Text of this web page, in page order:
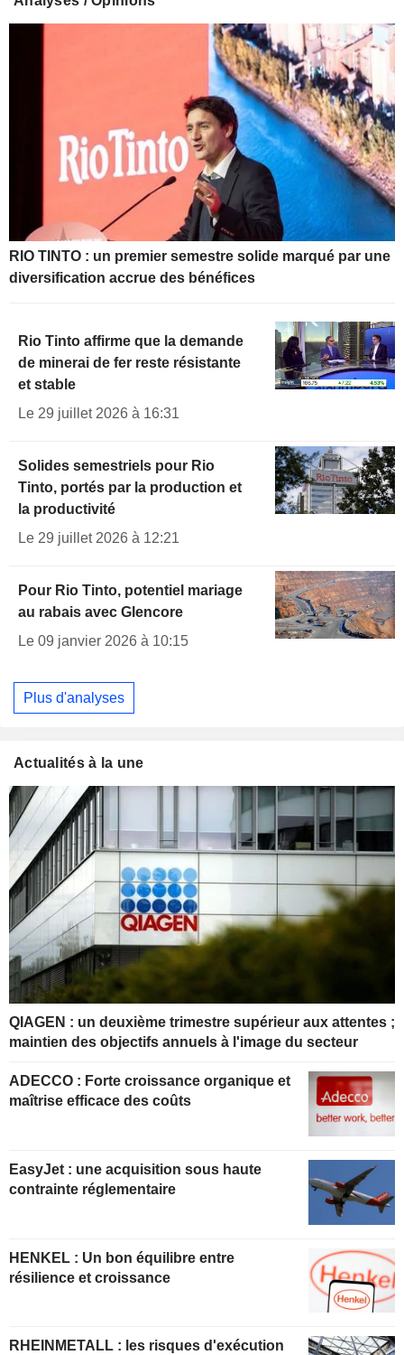
RIO TINTO : un premier semestre solide marqué par une
diversification accrue des bénéfices
Rio Tinto affirme que la demande
de minerai de fer reste résistante
et stable
Le 29 juillet 2026 à 16:31
Solides semestriels pour Rio
Tinto, portés par la production et
la productivité
Le 29 juillet 2026 à 12:21
Pour Rio Tinto, potentiel mariage
au rabais avec Glencore
Le 09 janvier 2026 à 10:15
Plus d'analyses
Actualités à la une
QIAGEN : un deuxième trimestre supérieur aux attentes ;
maintien des objectifs annuels à l'image du secteur
ADECCO : Forte croissance organique et
maîtrise efficace des coûts
EasyJet : une acquisition sous haute
contrainte réglementaire
HENKEL : Un bon équilibre entre
résilience et croissance
RHEINMETALL : les risques d'exécution